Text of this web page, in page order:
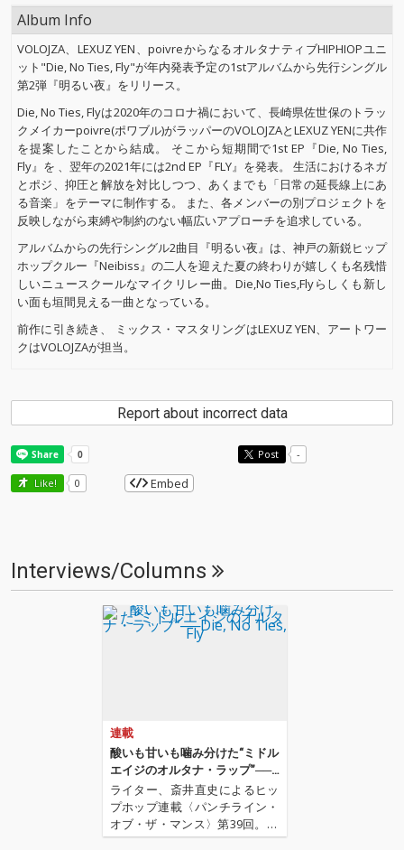
Album Info
VOLOJZA、LEXUZ YEN、poivreからなるオルタナティブHIPHIOPユニ
ット"Die, No Ties, Fly"が年内発表予定の1stアルバムから先行シングル
第2弾『明るい夜』をリリース。
Die, No Ties, Flyは2020年のコロナ禍において、長崎県佐世保のトラッ
クメイカーpoivre(ポワブル)がラッパーのVOLOJZAとLEXUZ YENに共作
を提案したことから結成。 そこから短期間で1st EP『Die, No Ties,
Fly』を 、翌年の2021年には2nd EP『FLY』を発表。 生活におけるネガ
とポジ、抑圧と解放を対比しつつ、あくまでも「日常の延長線上にあ
る音楽」をテーマに制作する。 また、各メンバーの別プロジェクトを
反映しながら束縛や制約のない幅広いアプローチを追求している。
アルバムからの先行シングル2曲目『明るい夜』は、神戸の新鋭ヒップ
ホップクルー『Neibiss』の二人を迎えた夏の終わりが嬉しくも名残惜
しいニュースクールなマイクリレー曲。Die,No Ties,Flyらしくも新し
い面も垣間見える一曲となっている。
前作に引き続き、 ミックス・マスタリングはLEXUZ YEN、アートワー
クはVOLOJZAが担当。
Report about incorrect data
Post -
Like! 0 Embed
Interviews/Columns
連載
酸いも甘いも噛み分けた“ミドル
エイジのオルタナ・ラップ”──D
ie, No Ties, Fly
ライター、斎井直史によるヒッ
プホップ連載〈パンチライン・
オブ・ザ・マンス〉第39回。20
24年2月で7年目を迎えたこの連